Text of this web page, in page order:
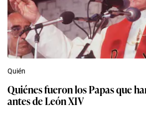
Quién
Quiénes fueron los Papas que
antes de León XIV